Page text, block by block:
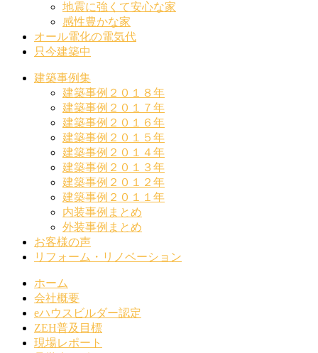
地震に強くて安心な家
感性豊かな家
オール電化の電気代
只今建築中
建築事例集
建築事例２０１８年
建築事例２０１７年
建築事例２０１６年
建築事例２０１５年
建築事例２０１４年
建築事例２０１３年
建築事例２０１２年
建築事例２０１１年
内装事例まとめ
外装事例まとめ
お客様の声
リフォーム・リノベーション
ホーム
会社概要
eハウスビルダー認定
ZEH普及目標
現場レポート